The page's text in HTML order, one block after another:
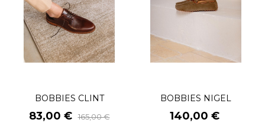
BOBBIES CLINT
Prix
83,00 € Prix
165,00 €
BOBBIES NIGEL
Prix
140,00 €